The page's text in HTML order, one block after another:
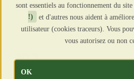
https://
sont essentiels au fonctionnement du site
!)
et d'autres nous aident à
utilisateur (cookies traceurs). Vous
vous autorisez ou non
OK